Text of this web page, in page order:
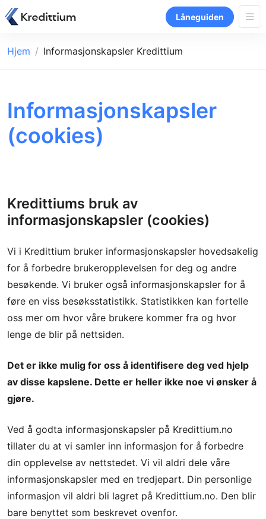
Låneguiden
Hjem Informasjonskapsler Kredittium
Informasjonskapsler
(cookies)
Kredittiums bruk av
informasjonskapsler (cookies)
Vi i Kredittium bruker informasjonskapsler hovedsakelig
for å forbedre brukeropplevelsen for deg og andre
besøkende. Vi bruker også informasjonskapsler for å
føre en viss besøksstatistikk. Statistikken kan fortelle
oss mer om hvor våre brukere kommer fra og hvor
lenge de blir på nettsiden.
Det er ikke mulig for oss å identifisere deg ved hjelp
av disse kapslene. Dette er heller ikke noe vi ønsker å
gjøre.
Ved å godta informasjonskapsler på Kredittium.no
tillater du at vi samler inn informasjon for å forbedre
din opplevelse av nettstedet. Vi vil aldri dele våre
informasjonskapsler med en tredjepart. Din personlige
informasjon vil aldri bli lagret på Kredittium.no. Den blir
bare benyttet som beskrevet ovenfor.